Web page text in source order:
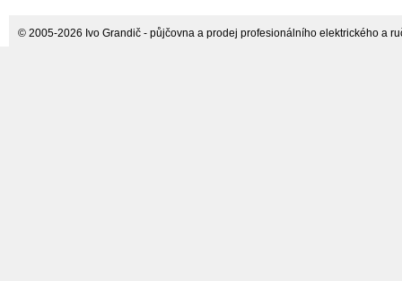
© 2005-2026 Ivo Grandič - půjčovna a prodej profesionálního elektrického a